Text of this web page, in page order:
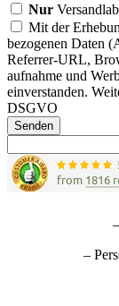
Nur
Mit der
bezoge­nen Daten
Re­ferrer-URL,
aufnahme und
einverstanden.
DSGVO
Senden
from 1816
–